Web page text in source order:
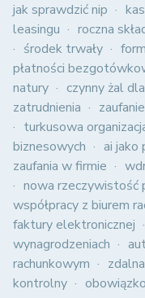
jak sprawdzić nip
leasingu
roczna
środek trwały
płatności
natury
czynny żal
zatrudnienia
turkusowa
biznesowych
ai jako
zaufania w firmie
nowa rzeczywistość
współpracy z biurem
faktury elektronicznej
wynagrodzeniach
rachunkowym
kontrolny